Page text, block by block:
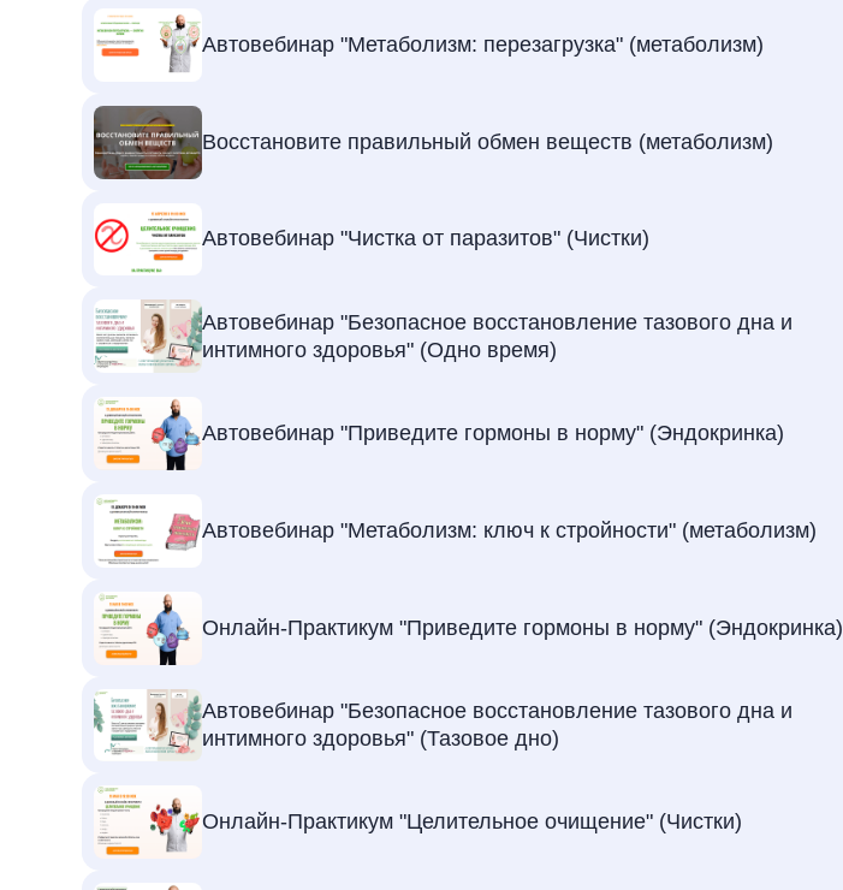
Автовебинар "Метаболизм: перезагрузка" (метаболизм)
Восстановите правильный обмен веществ (метаболизм)
Автовебинар "Чистка от паразитов" (Чистки)
Автовебинар "Безопасное восстановление тазового дна и
интимного здоровья" (Одно время)
Автовебинар "Приведите гормоны в норму" (Эндокринка)
Автовебинар "Метаболизм: ключ к стройности" (метаболизм)
Онлайн-Практикум "Приведите гормоны в норму" (Эндокринка)
Автовебинар "Безопасное восстановление тазового дна и
интимного здоровья" (Тазовое дно)
Онлайн-Практикум "Целительное очищение" (Чистки)